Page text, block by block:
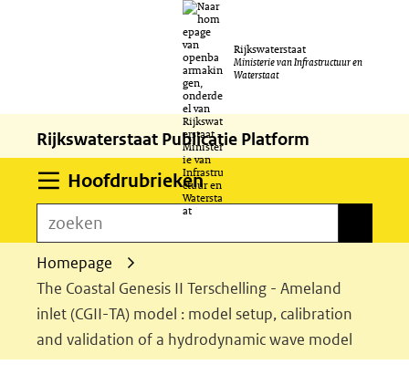
naar
de
inhoud
Rijkswaterstaat
Ministerie van Infrastructuur en
Waterstaat
Rijkswaterstaat Publicatie Platform
HoofdrubriekenUitklappen
zoeken
Homepage
The Coastal Genesis II Terschelling - Ameland
inlet (CGII-TA) model : model setup, calibration
and validation of a hydrodynamic wave model